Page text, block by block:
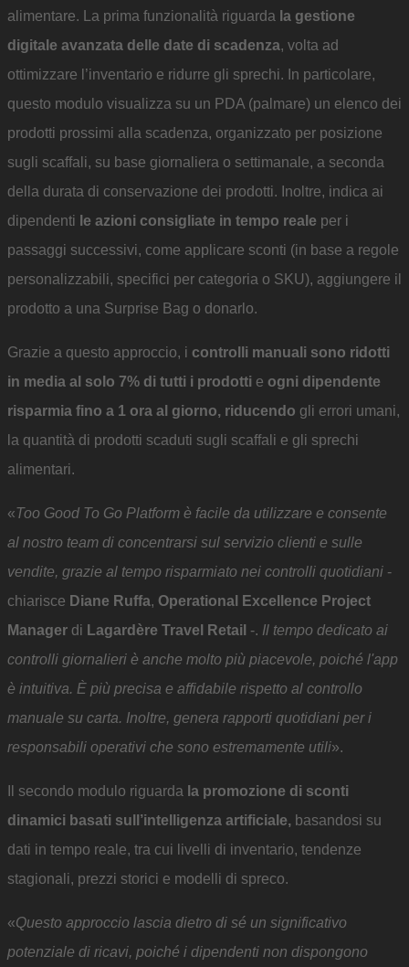
alimentare. La prima funzionalità riguarda la gestione
digitale avanzata delle date di scadenza, volta ad
ottimizzare l’inventario e ridurre gli sprechi. In particolare,
questo modulo visualizza su un PDA (palmare) un elenco dei
prodotti prossimi alla scadenza, organizzato per posizione
sugli scaffali, su base giornaliera o settimanale, a seconda
della durata di conservazione dei prodotti. Inoltre, indica ai
dipendenti le azioni consigliate in tempo reale per i
passaggi successivi, come applicare sconti (in base a regole
personalizzabili, specifici per categoria o SKU), aggiungere il
prodotto a una Surprise Bag o donarlo.
Grazie a questo approccio, i controlli manuali sono ridotti
in media al solo 7% di tutti i prodotti e ogni dipendente
risparmia fino a 1 ora al giorno, riducendo gli errori umani,
la quantità di prodotti scaduti sugli scaffali e gli sprechi
alimentari.
«Too Good To Go Platform è facile da utilizzare e consente
al nostro team di concentrarsi sul servizio clienti e sulle
vendite, grazie al tempo risparmiato nei controlli quotidiani -
chiarisce Diane Ruffa, Operational Excellence Project
Manager di Lagardère Travel Retail -. Il tempo dedicato ai
controlli giornalieri è anche molto più piacevole, poiché l'app
è intuitiva. È più precisa e affidabile rispetto al controllo
manuale su carta. Inoltre, genera rapporti quotidiani per i
responsabili operativi che sono estremamente utili».
Il secondo modulo riguarda la promozione di sconti
dinamici basati sull’intelligenza artificiale, basandosi su
dati in tempo reale, tra cui livelli di inventario, tendenze
stagionali, prezzi storici e modelli di spreco.
«Questo approccio lascia dietro di sé un significativo
potenziale di ricavi, poiché i dipendenti non dispongono